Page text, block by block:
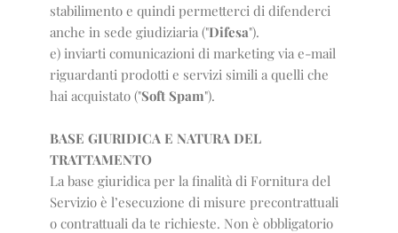
stabilimento e quindi permetterci di difenderci
anche in sede giudiziaria ("Difesa").
e) inviarti comunicazioni di marketing via e-mail
riguardanti prodotti e servizi simili a quelli che
hai acquistato ("Soft Spam").
BASE GIURIDICA E NATURA DEL
TRATTAMENTO
La base giuridica per la finalità di Fornitura del
Servizio è l’esecuzione di misure precontrattuali
o contrattuali da te richieste. Non è obbligatorio